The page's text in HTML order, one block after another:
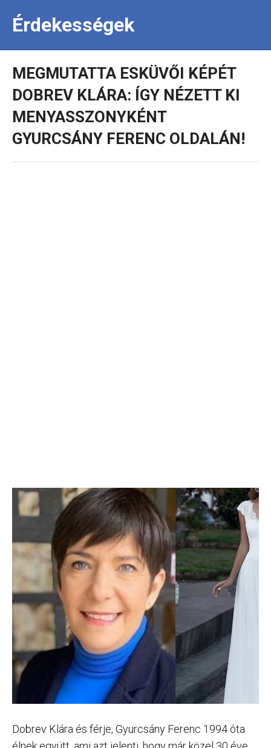
Érdekességek
MEGMUTATTA ESKÜVŐI KÉPÉT
DOBREV KLÁRA: ÍGY NÉZETT KI
MENYASSZONYKÉNT
GYURCSÁNY FERENC OLDALÁN!
Dobrev Klára és férje, Gyurcsány Ferenc 1994 óta